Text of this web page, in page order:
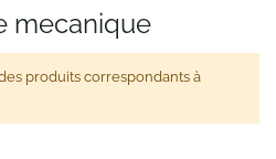
mecanique
produits correspondants à